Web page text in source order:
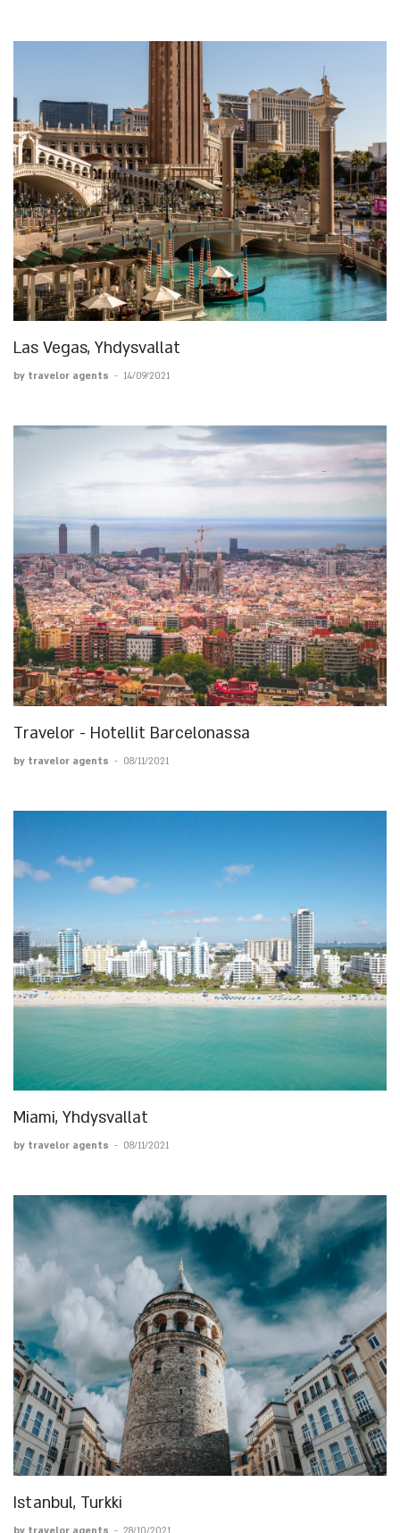
Las Vegas, Yhdysvallat
by travelor agents - 14/09/2021
Travelor - Hotellit Barcelonassa
by travelor agents - 08/11/2021
Miami, Yhdysvallat
by travelor agents - 08/11/2021
Istanbul, Turkki